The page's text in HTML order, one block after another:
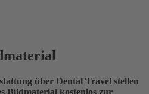
über Dental Travel stellen
Bildmaterial kostenlos zur